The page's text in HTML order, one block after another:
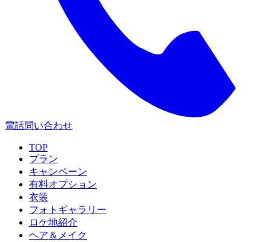
電話問い合わせ
TOP
プラン
キャンペーン
有料オプション
衣装
フォトギャラリー
ロケ地紹介
ヘア＆メイク